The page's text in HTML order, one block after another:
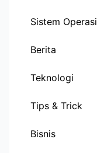
Sistem Operasi
Berita
Teknologi
Tips & Trick
Bisnis